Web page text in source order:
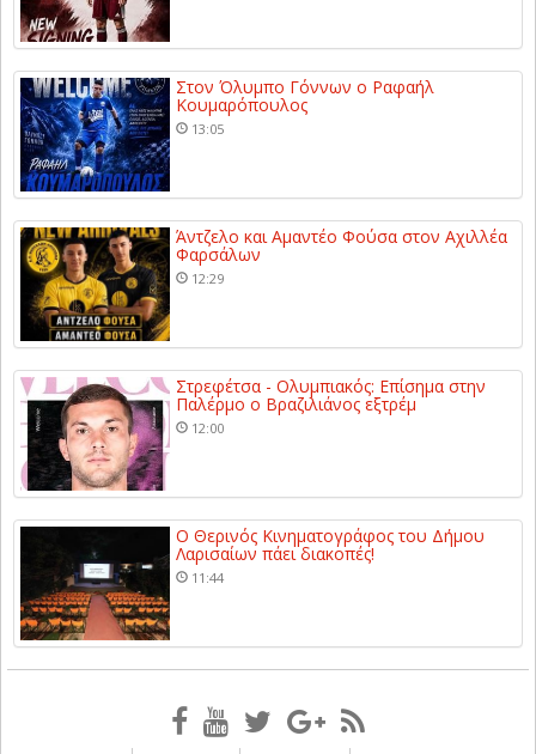
Στον Όλυμπο Γόννων ο Ραφαήλ
Κουμαρόπουλος
13:05
Άντζελο και Αμαντέο Φούσα στον Αχιλλέα
Φαρσάλων
12:29
Στρεφέτσα - Ολυμπιακός: Επίσημα στην
Παλέρμο ο Βραζιλιάνος εξτρέμ
12:00
Ο Θερινός Κινηματογράφος του Δήμου
Λαρισαίων πάει διακοπές!
11:44